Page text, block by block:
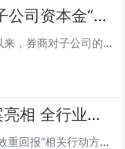
优化配置、提高效率 券商调整子公司资本金“有增有减”
在行业奋进高质量发展的背景下，今年以来，券商对子公司的资本操作呈现出显著的分化态势，既有增资的“加法”，也有减资的“减法”。图片来源于网络，如有侵权，请联系删除 一方面，部分券商通过增资来增强子公司的资本实力，以支持其业务的扩展和...
上市券商年内首份特别分红方案亮相 全行业积极制定并践行“提质增效重回报”相关行动方案
今年以来，券商积极制定并践行“提质增效重回报”相关行动方案，通过提升分红水平、加强市值管理、优化投资者关系管理等措施增强投资者获得感。尤其是在分红方面，今年以来，券商不仅分红频现，三季度分红也明显增多。12月13日晚间，国元证券发布业内...